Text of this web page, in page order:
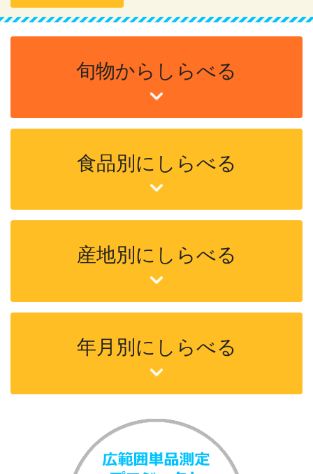
旬物からしらべる
食品別にしらべる
産地別にしらべる
年月別にしらべる